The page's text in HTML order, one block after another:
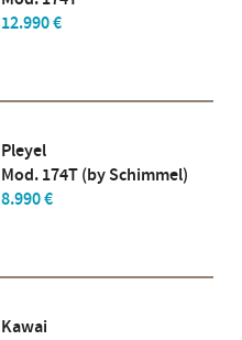
12.990 €
Pleyel
Mod. 174T (by Schimmel)
8.990 €
Kawai